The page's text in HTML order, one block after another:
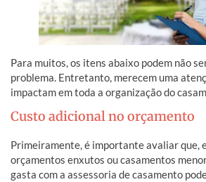
Para muitos, os itens abaixo podem não
problema. Entretanto, merecem uma
impactam em toda a organização do
Custo adicional no orçamento
Primeiramente, é importante avaliar que,
orçamentos enxutos ou casamentos
gasta com a assessoria de casamento